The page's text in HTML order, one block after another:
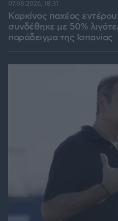
Καρκίνος παχέος
συνδέθηκε με 50%
παράδειγμα της Ισπανίας
07.08.2026, 18:31